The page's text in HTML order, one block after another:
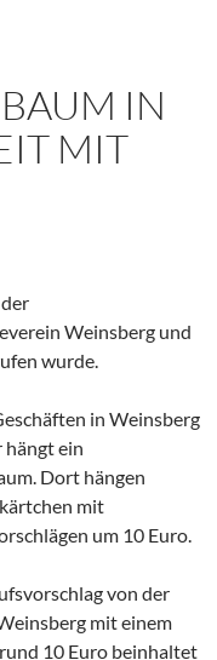
IN
MIT
Weinsberg und
wurde.
in Weinsberg
ein
Dort hängen
mit
um 10 Euro.
von der
mit einem
10 Euro beinhaltet